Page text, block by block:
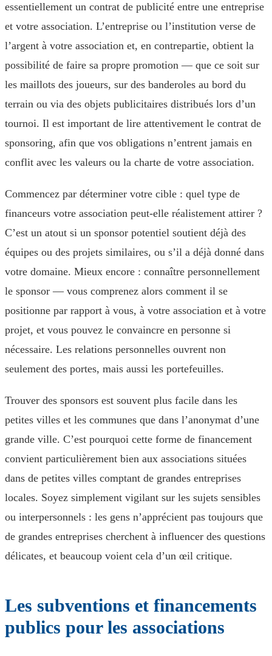
essentiellement un contrat de publicité entre une entreprise
et votre association. L’entreprise ou l’institution verse de
l’argent à votre association et, en contrepartie, obtient la
possibilité de faire sa propre promotion — que ce soit sur
les maillots des joueurs, sur des banderoles au bord du
terrain ou via des objets publicitaires distribués lors d’un
tournoi. Il est important de lire attentivement le contrat de
sponsoring, afin que vos obligations n’entrent jamais en
conflit avec les valeurs ou la charte de votre association.
Commencez par déterminer votre cible : quel type de
financeurs votre association peut-elle réalistement attirer ?
C’est un atout si un sponsor potentiel soutient déjà des
équipes ou des projets similaires, ou s’il a déjà donné dans
votre domaine. Mieux encore : connaître personnellement
le sponsor — vous comprenez alors comment il se
positionne par rapport à vous, à votre association et à votre
projet, et vous pouvez le convaincre en personne si
nécessaire. Les relations personnelles ouvrent non
seulement des portes, mais aussi les portefeuilles.
Trouver des sponsors est souvent plus facile dans les
petites villes et les communes que dans l’anonymat d’une
grande ville. C’est pourquoi cette forme de financement
convient particulièrement bien aux associations situées
dans de petites villes comptant de grandes entreprises
locales. Soyez simplement vigilant sur les sujets sensibles
ou interpersonnels : les gens n’apprécient pas toujours que
de grandes entreprises cherchent à influencer des questions
délicates, et beaucoup voient cela d’un œil critique.
Les subventions et financements
publics pour les associations